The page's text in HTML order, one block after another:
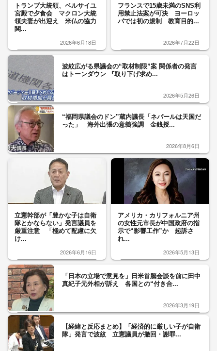
トランプ大統領、ベルサイユ
宮殿で夕食会 マクロン大統
領夫妻が出迎え 米仏の協力
関...
2026年6月18日
フランスで15歳未満のSNS利
用禁止法案が可決 ヨーロッ
パでは初の規制 教育目的...
2026年7月22日
波紋広がる県議会の“取材制限”案 関係者の発言
はトーンダウン 『取り下げ求め...
2026年5月26日
“福岡県議会のドン”蔵内議長「ネパールは天国だ
った」 海外出張の意義強調 金銭授...
2026年8月6日
立憲幹部が「豊かな子は自衛
隊とかならない」発言議員を
厳重注意 「極めて配慮に欠
け...
2026年6月16日
アメリカ・カリフォルニア州
の女性元市長が中国政府の指
示で“影響工作”か 起訴さ
れ...
2026年5月13日
「日本の立場で意見を」日米首脳会談を前に田中
真紀子元外相が訴え 各国との“付き合...
2026年3月19日
【経緯と反応まとめ】「経済的に厳しい子が自衛
隊」発言で波紋 立憲議員が撤回・謝罪...